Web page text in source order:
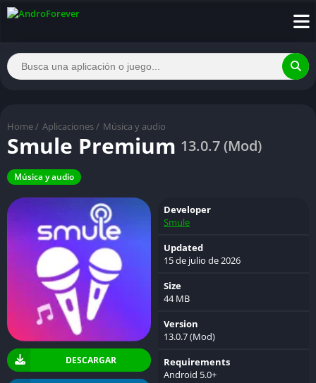
Home / Aplicaciones / Música y audio
Smule Premium 13.0.7 (Mod)
Música y audio
DESCARGAR
Developer
Smule
Updated
15 de julio de 2026
Size
44 MB
Version
13.0.7 (Mod)
Requirements
Android 5.0+